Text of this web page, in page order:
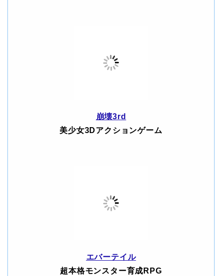
崩壊3rd
美少女3Dアクションゲーム
エバーテイル
超本格モンスター育成RPG